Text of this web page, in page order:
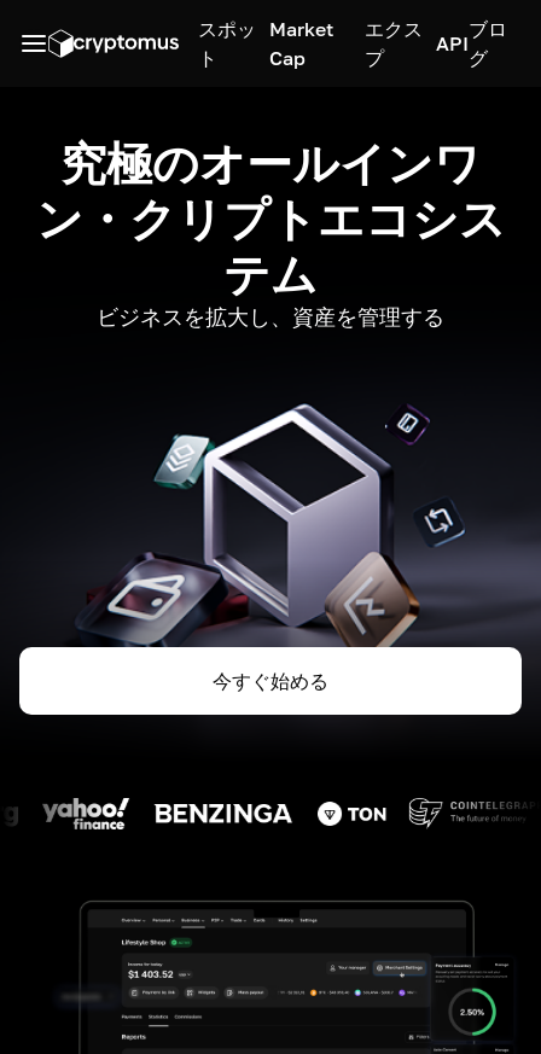
スポッ
ト
Market
Cap
エクス
プ
API
ブロ
グ
究極のオールインワ
ン・クリプトエコシス
テム
ビジネスを拡大し、資産を管理する
今すぐ始める